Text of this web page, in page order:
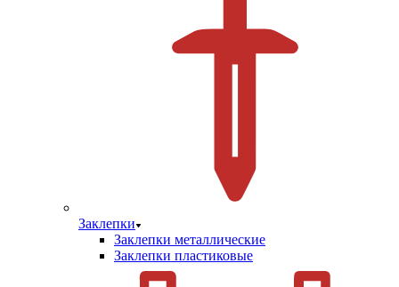
Заклепки
Заклепки металлические
Заклепки пластиковые